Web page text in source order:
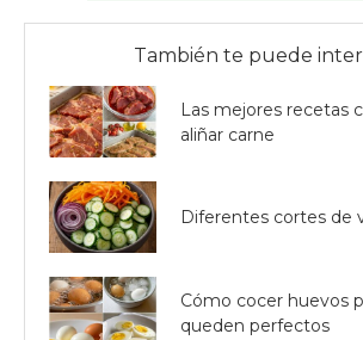
También te puede
Las mejores recetas
aliñar carne
Diferentes cortes de
Cómo cocer huevos
queden perfectos